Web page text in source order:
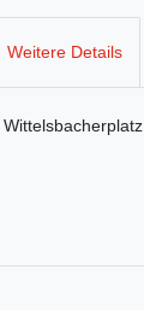
Weitere Details
Wittelsbacherplatz